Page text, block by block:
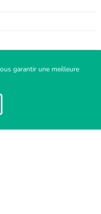
garantir une meilleure